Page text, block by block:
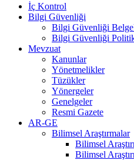
İç Kontrol
Bilgi Güvenliği
Bilgi Güvenliği
Bilgi Güvenliği
Mevzuat
Kanunlar
Yönetmelikler
Tüzükler
Yönergeler
Genelgeler
Resmi Gazete
AR-GE
Bilimsel Araştırmalar
Bilimsel
Bilimsel